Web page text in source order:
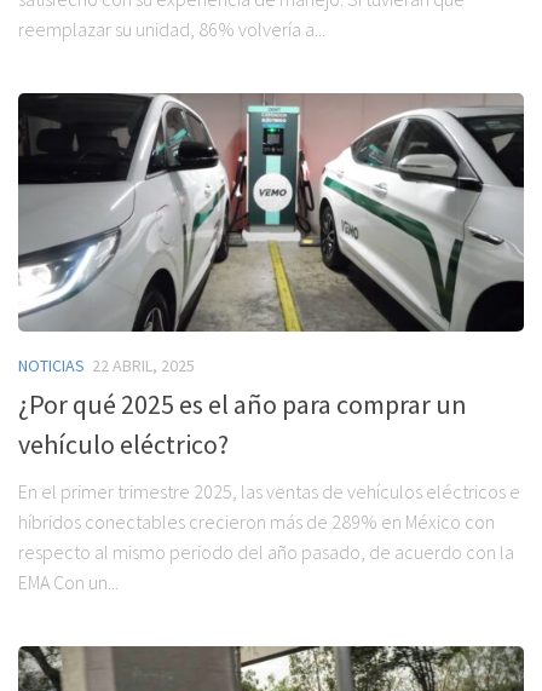
reemplazar su unidad, 86% volvería a...
NOTICIAS 22 ABRIL, 2025
¿Por qué 2025 es el año para comprar un
vehículo eléctrico?
En el primer trimestre 2025, las ventas de vehículos eléctricos e
híbridos conectables crecieron más de 289% en México con
respecto al mismo periodo del año pasado, de acuerdo con la
EMA Con un...